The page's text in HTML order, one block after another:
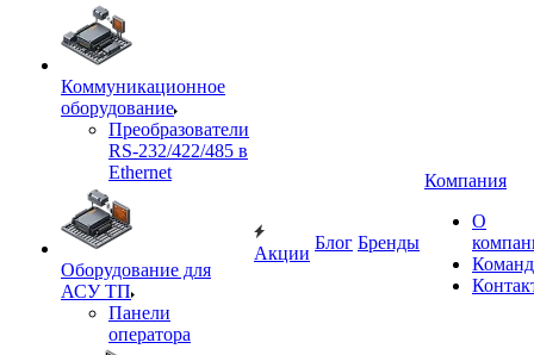
Коммуникационное
оборудование
Преобразователи
RS-232/422/485 в
Ethernet
Оборудование для
АСУ ТП
Панели
оператора
Акции
Блог Бренды
Компания
О